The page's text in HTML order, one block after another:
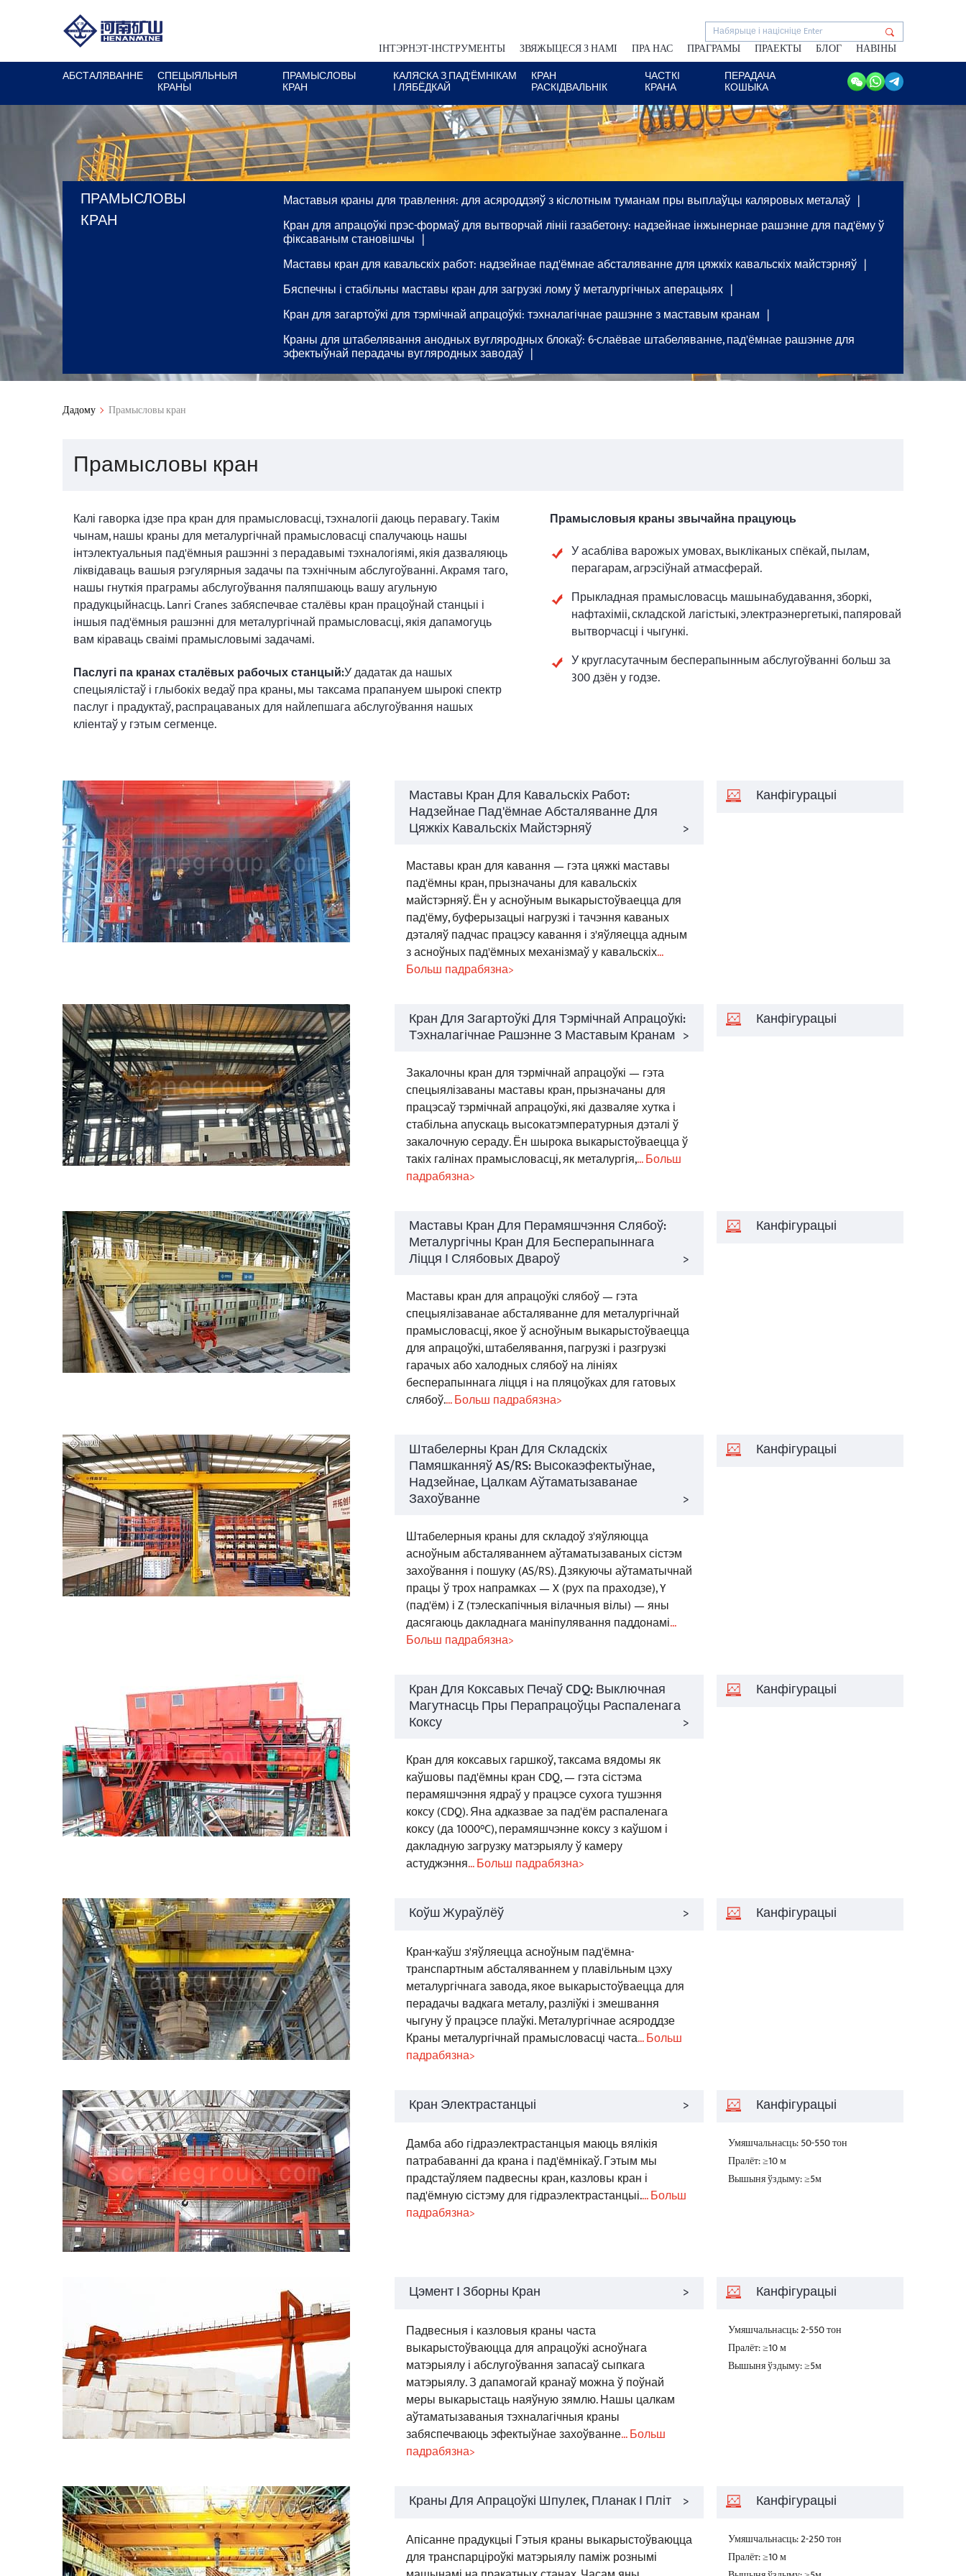
ІНТЭРНЭТ-ІНСТРУМЕНТЫ ЗВЯЖЫЦЕСЯ З НАМІ ПРА НАС ПРАГРАМЫ ПРАЕКТЫ БЛОГ
НАВІНЫ
АБСТАЛЯВАННЕ
СПЕЦЫЯЛЬНЫЯ
КРАНЫ
ПРАМЫСЛОВЫ
КРАН
КАЛЯСКА З ПАД'ЁМНІКАМ
І ЛЯБЁДКАЙ
КРАН
РАСКІДВАЛЬНІК
ЧАСТКІ
КРАНА
ПЕРАДАЧА
КОШЫКА
ПРАМЫСЛОВЫ
КРАН
Маставыя краны для травлення: для асяроддзяў з кіслотным туманам пры выплаўцы каляровых металаў
Кран для апрацоўкі прэс-формаў для вытворчай лініі газабетону: надзейнае інжынернае рашэнне для пад'ёму ў
фіксаваным становішчы
Маставы кран для кавальскіх работ: надзейнае пад'ёмнае абсталяванне для цяжкіх кавальскіх майстэрняў
Бяспечны і стабільны маставы кран для загрузкі лому ў металургічных аперацыях
Кран для загартоўкі для тэрмічнай апрацоўкі: тэхналагічнае рашэнне з маставым кранам
Краны для штабелявання анодных вугляродных блокаў: 6-слаёвае штабеляванне, пад'ёмнае рашэнне для
эфектыўнай перадачы вугляродных заводаў
Дадому Прамысловы кран
Прамысловы кран
Калі гаворка ідзе пра кран для прамысловасці, тэхналогіі даюць перавагу. Такім
чынам, нашы краны для металургічнай прамысловасці спалучаюць нашы
інтэлектуальныя пад'ёмныя рашэнні з перадавымі тэхналогіямі, якія дазваляюць
ліквідаваць вашыя рэгулярныя задачы па тэхнічным абслугоўванні. Акрамя таго,
нашы гнуткія праграмы абслугоўвання паляпшаюць вашу агульную
прадукцыйнасць. Lanri Cranes забяспечвае сталёвы кран працоўнай станцыі і
іншыя пад'ёмныя рашэнні для металургічнай прамысловасці, якія дапамогуць
вам кіраваць сваімі прамысловымі задачамі.
Паслугі па кранах сталёвых рабочых станцый:У дадатак да нашых
спецыялістаў і глыбокіх ведаў пра краны, мы таксама прапануем шырокі спектр
паслуг і прадуктаў, распрацаваных для найлепшага абслугоўвання нашых
кліентаў у гэтым сегменце.
Прамысловыя краны звычайна працуюць
У асабліва варожых умовах, выкліканых спёкай, пылам,
перагарам, агрэсіўнай атмасферай.
Прыкладная прамысловасць машынабудавання, зборкі,
нафтахіміі, складской лагістыкі, электраэнергетыкі, папяровай
вытворчасці і чыгункі.
У кругласутачным бесперапынным абслугоўванні больш за
300 дзён у годзе.
Маставы Кран Для Кавальскіх Работ:
Надзейнае Пад'ёмнае Абсталяванне Для
Цяжкіх Кавальскіх Майстэрняў >
Маставы кран для кавання — гэта цяжкі маставы
пад'ёмны кран, прызначаны для кавальскіх
майстэрняў. Ён у асноўным выкарыстоўваецца для
пад'ёму, буферызацыі нагрузкі і тачэння каваных
дэталяў падчас працэсу кавання і з'яўляецца адным
з асноўных пад'ёмных механізмаў у кавальскіх...
Больш падрабязна>
Канфігурацыі
Кран Для Загартоўкі Для Тэрмічнай Апрацоўкі:
Тэхналагічнае Рашэнне З Маставым Кранам >
Закалочны кран для тэрмічнай апрацоўкі — гэта
спецыялізаваны маставы кран, прызначаны для
працэсаў тэрмічнай апрацоўкі, які дазваляе хутка і
стабільна апускаць высокатэмпературныя дэталі ў
закалочную сераду. Ён шырока выкарыстоўваецца ў
такіх галінах прамысловасці, як металургія,... Больш
падрабязна>
Канфігурацыі
Маставы Кран Для Перамяшчэння Слябоў:
Металургічны Кран Для Бесперапыннага
Ліцця І Слябовых Двароў >
Маставы кран для апрацоўкі слябоў — гэта
спецыялізаванае абсталяванне для металургічнай
прамысловасці, якое ў асноўным выкарыстоўваецца
для апрацоўкі, штабелявання, пагрузкі і разгрузкі
гарачых або халодных слябоў на лініях
бесперапыннага ліцця і на пляцоўках для гатовых
слябоў.... Больш падрабязна>
Канфігурацыі
Штабелерны Кран Для Складскіх
Памяшканняў AS/RS: Высокаэфектыўнае,
Надзейнае, Цалкам Аўтаматызаванае
Захоўванне >
Штабелерныя краны для складоў з'яўляюцца
асноўным абсталяваннем аўтаматызаваных сістэм
захоўвання і пошуку (AS/RS). Дзякуючы аўтаматычнай
працы ў трох напрамках — X (рух па праходзе), Y
(пад'ём) і Z (тэлескапічныя вілачныя вілы) — яны
дасягаюць дакладнага маніпулявання паддонамі...
Больш падрабязна>
Канфігурацыі
Кран Для Коксавых Печаў CDQ: Выключная
Магутнасць Пры Перапрацоўцы Распаленага
Коксу >
Кран для коксавых гаршкоў, таксама вядомы як
каўшовы пад'ёмны кран CDQ, — гэта сістэма
перамяшчэння ядраў у працэсе сухога тушэння
коксу (CDQ). Яна адказвае за пад'ём распаленага
коксу (да 1000°C), перамяшчэнне коксу з каўшом і
дакладную загрузку матэрыялу ў камеру
астуджэння... Больш падрабязна>
Канфігурацыі
Коўш Жураўлёў >
Кран-каўш з'яўляецца асноўным пад'ёмна-
транспартным абсталяваннем у плавільным цэху
металургічнага завода, якое выкарыстоўваецца для
перадачы вадкага металу, разліўкі і змешвання
чыгуну ў працэсе плаўкі. Металургічнае асяроддзе
Краны металургічнай прамысловасці часта... Больш
падрабязна>
Канфігурацыі
Кран Электрастанцыі >
Дамба або гідраэлектрастанцыя маюць вялікія
патрабаванні да крана і пад'ёмнікаў. Гэтым мы
прадстаўляем падвесны кран, казловы кран і
пад'ёмную сістэму для гідраэлектрастанцыі.... Больш
падрабязна>
Канфігурацыі
Умяшчальнасць: 50-550 тон
Пралёт: ≥10 м
Вышыня ўздыму: ≥5м
Цэмент І Зборны Кран >
Падвесныя і казловыя краны часта
выкарыстоўваюцца для апрацоўкі асноўнага
матэрыялу і абслугоўвання запасаў сыпкага
матэрыялу. З дапамогай кранаў можна ў поўнай
меры выкарыстаць наяўную зямлю. Нашы цалкам
аўтаматызаваныя тэхналагічныя краны
забяспечваюць эфектыўнае захоўванне... Больш
падрабязна>
Канфігурацыі
Умяшчальнасць: 2-550 тон
Пралёт: ≥10 м
Вышыня ўздыму: ≥5м
Краны Для Апрацоўкі Шпулек, Планак І Пліт >
Апісанне прадукцыі Гэтыя краны выкарыстоўваюцца
для транспарціроўкі матэрыялу паміж рознымі
Канфігурацыі
Умяшчальнасць: 2-250 тон
Пралёт: ≥10 м